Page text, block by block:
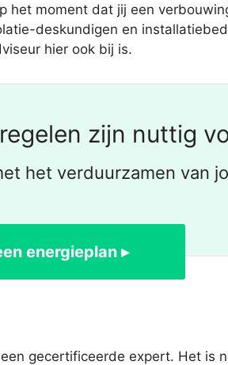
moment dat jij een
deskundigen en
hier ook bij is.
zijn nuttig
het verduurzamen van
energieplan ▸
gecertificeerde expert. Het is